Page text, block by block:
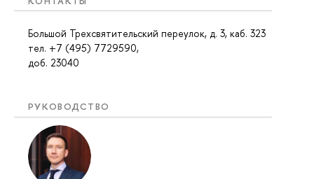
Большой Трехсвятительский переулок, д. 3, каб. 323
тел. +7 (495) 7729590,
доб. 23040
РУКОВОДСТВО